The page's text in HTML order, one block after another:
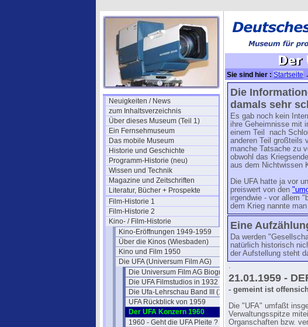
Neuigkeiten / News
zum Inhaltsverzeichnis
Über dieses Museum (Teil 1)
Ein Fernsehmuseum
Das mobile Museum
Historie und Geschichte
Programm-Historie (neu)
Wissen und Technik
Magazine und Zeitschriften
Literatur, Bücher + Prospekte
Film-Historie 1
Film-Historie 2
Kino- / Film-Historie
Kino-Eröffnungen 1949-1959
Über die Kinos (Wiesbaden)
Kino und Film 1950
Die UFA (Universum Film AG)
Die Universum Film AG Biografie
Die UFA Filmstudios in 1932
Die Ufa-Lehrschau Band III (1941)
UFA Rückblick von 1959
Der UFA Konzern 1960
1960 - Geht die UFA Pleite ?
Sie sind hier : Startseite
1960
Die
damals sehr
Es gab noch kein
ihre Geheimnisse mit
einem Teil nach
anderen Teil großteils
manche Tatsache zu
obwohl das
aus dem Nichtwissen
Die UFA hatte ja vor
preiswert von den
irgendwie - vor allem
dem Krieg nannte
Eine
Da werden
natürlich historisch
der Aufstellung steht
.
21.01.1959 -
- gemeint ist
Die "UFA" umfaßt
Verwaltungsspitze
Organschaften bzw.